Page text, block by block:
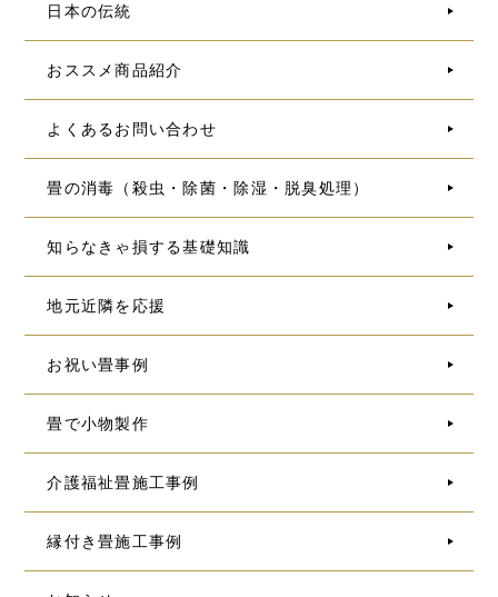
日本の伝統
おススメ商品紹介
よくあるお問い合わせ
畳の消毒（殺虫・除菌・除湿・脱臭処理）
知らなきゃ損する基礎知識
地元近隣を応援
お祝い畳事例
畳で小物製作
介護福祉畳施工事例
縁付き畳施工事例